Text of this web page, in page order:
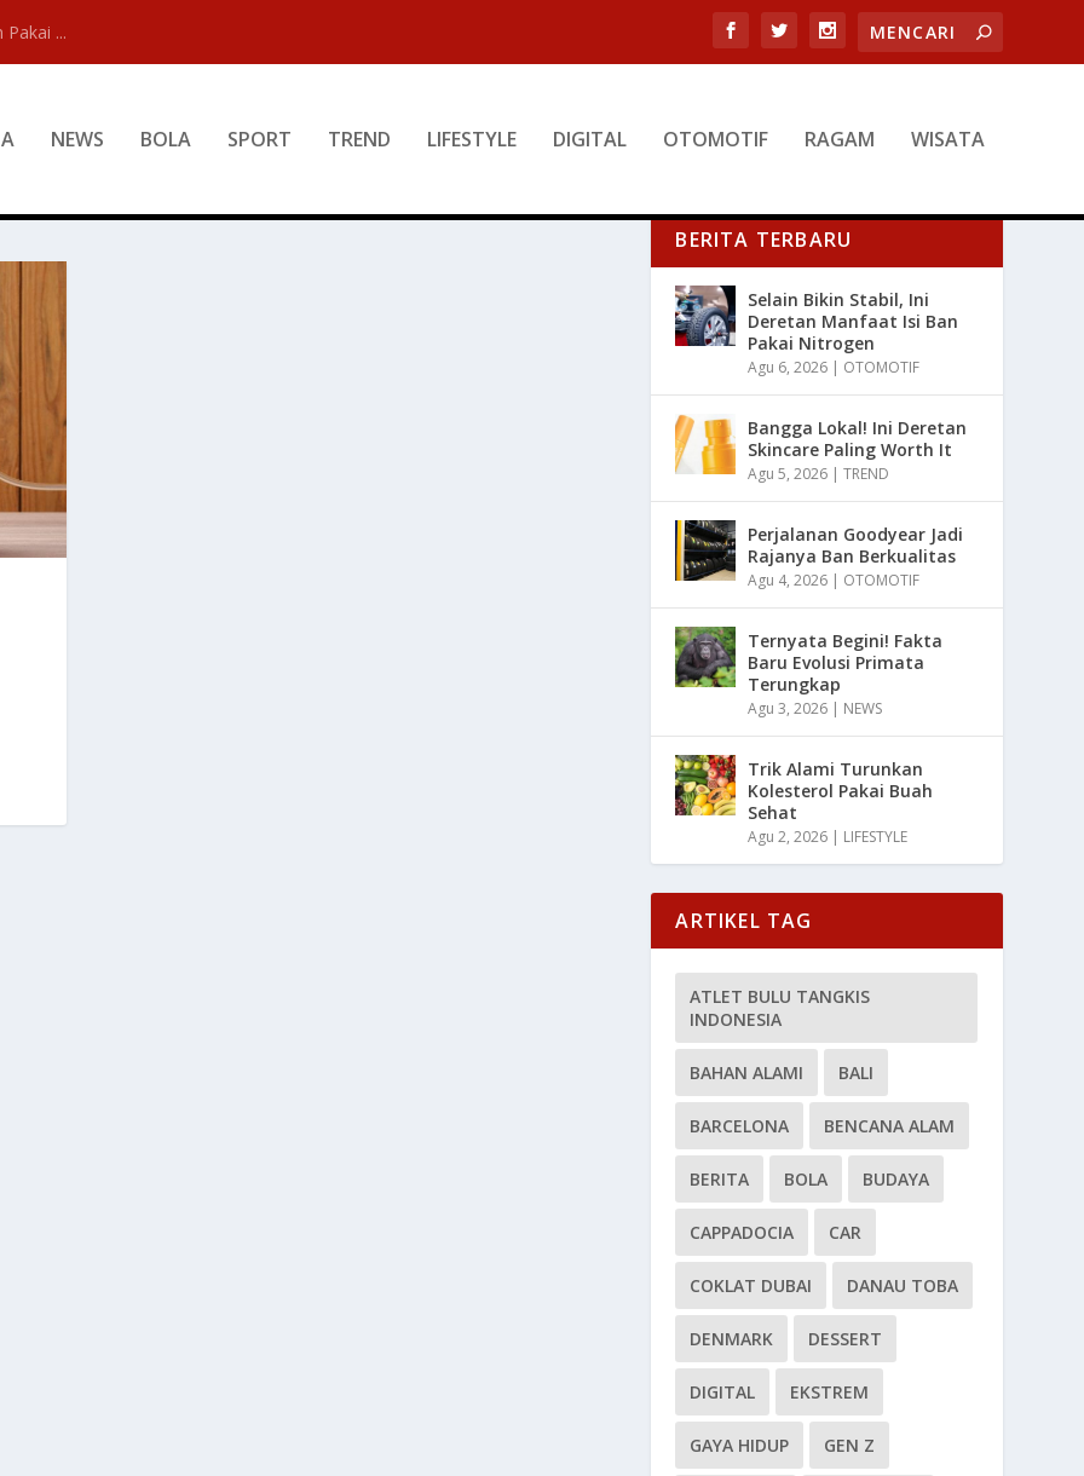
...
NEWS BOLA SPORT TREND LIFESTYLE DIGITAL OTOMOTIF RAGAM WISATA
BERITA TERBARU
Selain Bikin Stabil, Ini
Deretan Manfaat Isi Ban
Pakai Nitrogen
Agu 6, 2026 | OTOMOTIF
Bangga Lokal! Ini Deretan
Skincare Paling Worth It
Agu 5, 2026 |TREND
Perjalanan Goodyear Jadi
Rajanya Ban Berkualitas
Agu 4, 2026 | OTOMOTIF
Ternyata Begini! Fakta
Baru Evolusi Primata
Terungkap
Agu 3, 2026 | NEWS
Trik Alami Turunkan
Kolesterol Pakai Buah
Sehat
Agu 2, 2026 | LIFESTYLE
ARTIKEL TAG
ATLET BULU TANGKIS
INDONESIA
BAHAN ALAMI BALI
BARCELONA BENCANA ALAM
BERITA BOLA BUDAYA
CAPPADOCIA CAR
COKLAT DUBAI DANAU TOBA
DENMARK DESSERT
DIGITAL EKSTREM
GAYA HIDUP GEN Z